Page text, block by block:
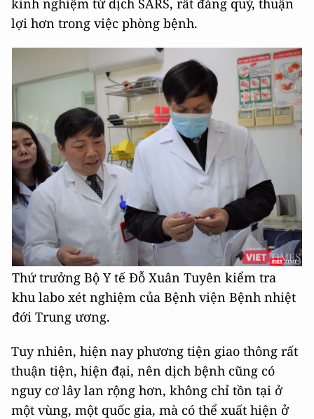
kinh nghiệm từ dịch SARS, rất đáng quý, thuận
lợi hơn trong việc phòng bệnh.
Thứ trưởng Bộ Y tế Đỗ Xuân Tuyên kiểm tra
khu labo xét nghiệm của Bệnh viện Bệnh nhiệt
đới Trung ương.
Tuy nhiên, hiện nay phương tiện giao thông rất
thuận tiện, hiện đại, nên dịch bệnh cũng có
nguy cơ lây lan rộng hơn, không chỉ tồn tại ở
một vùng, một quốc gia, mà có thể xuất hiện ở